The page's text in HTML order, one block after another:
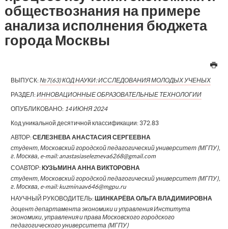
обществознания на примере
анализа исполнения бюджета
города Москвы
ВЫПУСК:№7(63) КОД НАУКИ: ИССЛЕДОВАНИЯ МОЛОДЫХ УЧЕНЫХ
РАЗДЕЛ:ИННОВАЦИОННЫЕ ОБРАЗОВАТЕЛЬНЫЕ ТЕХНОЛОГИИ
ОПУБЛИКОВАНО: 14 ИЮНЯ 2024
Код уникальной десятичной классификации: 372.83
АВТОР:СЕЛЕЗНЕВА АНАСТАСИЯ СЕРГЕЕВНА
студент, Московский городской педагогический университет (МГПУ),
г. Москва, e-mail: anastasiaselezneva6268@gmail.com
СОАВТОР:КУЗЬМИНА АННА ВИКТОРОВНА
студент, Московский городской педагогический университет (МГПУ),
г. Москва, e-mail: kuzminaav646@mgpu.ru
НАУЧНЫЙ РУКОВОДИТЕЛЬ:ШИНКАРЁВА ОЛЬГА ВЛАДИМИРОВНА
доцент департамента экономики и управления Института
экономики, управления и права Московского городского
педагогического университета (МГПУ)